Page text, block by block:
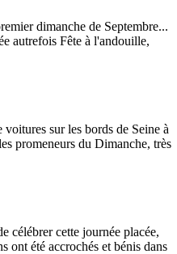
dimanche de Septembre...
autrefois Fête à l'andouille,
sur les bords de Seine à
promeneurs du Dimanche, très
célébrer cette journée placée,
ont été accrochés et bénis dans